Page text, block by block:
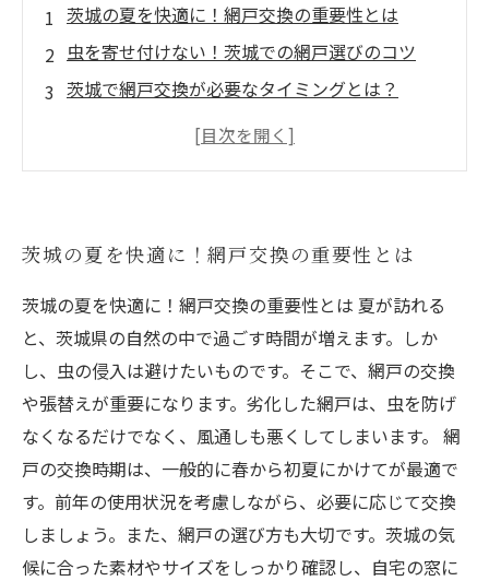
茨城の夏を快適に！網戸交換の重要性とは
虫を寄せ付けない！茨城での網戸選びのコツ
茨城で網戸交換が必要なタイミングとは？
体験談：茨城での網戸交換で得た教訓と成功事
茨城の夏を快適に！網戸交換の重要性とは
茨城の夏を快適に！網戸交換の重要性とは 夏が訪れる
と、茨城県の自然の中で過ごす時間が増えます。しか
し、虫の侵入は避けたいものです。そこで、網戸の交換
や張替えが重要になります。劣化した網戸は、虫を防げ
なくなるだけでなく、風通しも悪くしてしまいます。 網
戸の交換時期は、一般的に春から初夏にかけてが最適で
す。前年の使用状況を考慮しながら、必要に応じて交換
しましょう。また、網戸の選び方も大切です。茨城の気
候に合った素材やサイズをしっかり確認し、自宅の窓に